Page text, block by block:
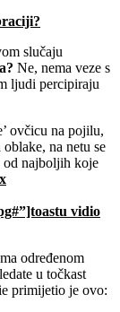
slučaju
Ne, nema veze s
ljudi percipiraju
ovčicu na pojilu,
na netu se
od najboljih koje
vidio
određenom
u točkast
primijetio je ovo: